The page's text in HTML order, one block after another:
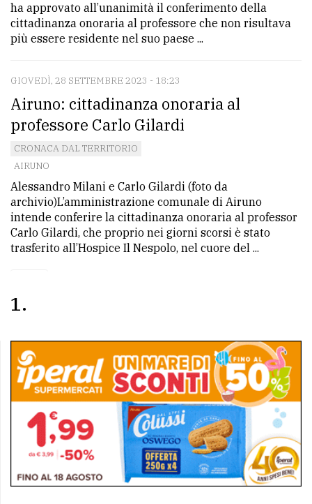
ha approvato all’unanimità il conferimento della
cittadinanza onoraria al professore che non risultava
più essere residente nel suo paese ...
GIOVEDÌ, 28 SETTEMBRE 2023 - 18:23
Airuno: cittadinanza onoraria al
professore Carlo Gilardi
CRONACA DAL TERRITORIO
AIRUNO
Alessandro Milani e Carlo Gilardi (foto da
archivio)L’amministrazione comunale di Airuno
intende conferire la cittadinanza onoraria al professor
Carlo Gilardi, che proprio nei giorni scorsi è stato
trasferito all’Hospice Il Nespolo, nel cuore del ...
1